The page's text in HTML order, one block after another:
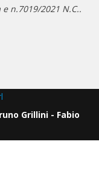
n.7019/2021 N.C..
Grillini - Fabio